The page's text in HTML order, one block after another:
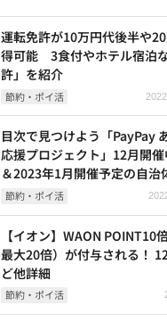
節約・ポイ活
運転免許が10万円代後半や
得可能 3食付やホテル宿泊
許」を紹介
節約・ポイ活
目次で見つけよう「PayPay
応援プロジェクト」12月開
＆2023年1月開催予定の自治
節約・ポイ活
【イオン】WAON POINT10
最大20倍）が付与される！
ど他詳細